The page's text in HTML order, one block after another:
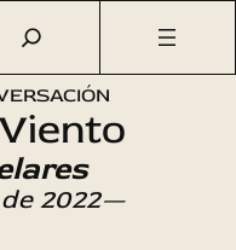
Literatura
Cerros
2022—